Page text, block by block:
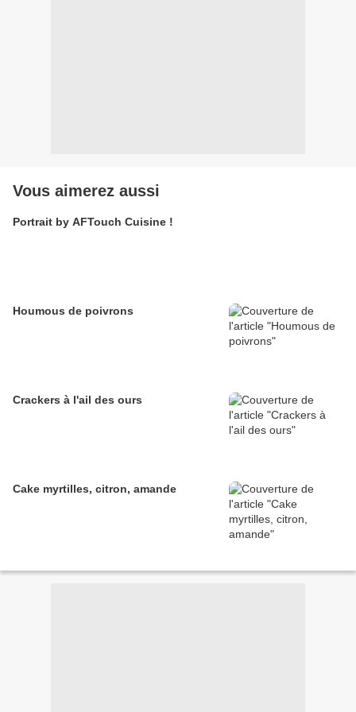
Vous aimerez aussi
Portrait by AFTouch Cuisine !
Houmous de poivrons
Crackers à l'ail des ours
Cake myrtilles, citron, amande